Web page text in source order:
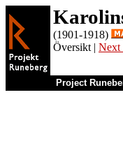
(1901-1918)
Översikt | Next
Project